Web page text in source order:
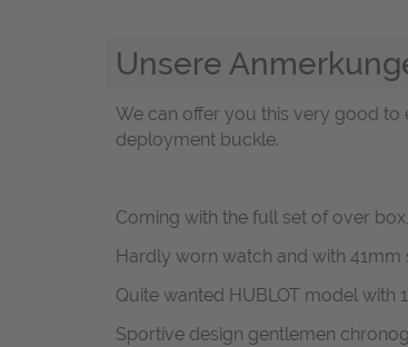
Unsere
We can offer you this very good to
deployment buckle.
Coming with the full set of over
Hardly worn watch and with 41mm
Quite wanted HUBLOT model with
Sportive design gentlemen